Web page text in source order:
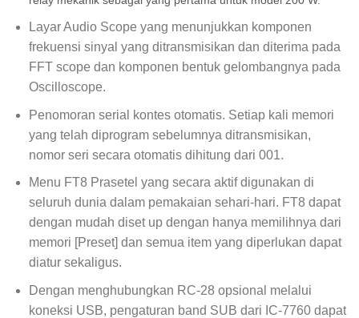
Layar Audio Scope yang menunjukkan komponen
frekuensi sinyal yang ditransmisikan dan diterima pada
FFT scope dan komponen bentuk gelombangnya pada
Oscilloscope.
Penomoran serial kontes otomatis. Setiap kali memori
yang telah diprogram sebelumnya ditransmisikan,
nomor seri secara otomatis dihitung dari 001.
Menu FT8 Prasetel yang secara aktif digunakan di
seluruh dunia dalam pemakaian sehari-hari. FT8 dapat
dengan mudah diset up dengan hanya memilihnya dari
memori [Preset] dan semua item yang diperlukan dapat
diatur sekaligus.
Dengan menghubungkan RC-28 opsional melalui
koneksi USB, pengaturan band SUB dari IC-7760 dapat